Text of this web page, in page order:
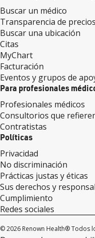
Buscar un médico
Transparencia de precios
Buscar una ubicación
Citas
MyChart
Facturación
Eventos y grupos de
Para profesionales
Profesionales médicos
Consultorios que
Contratistas
Políticas
Privacidad
No discriminación
Prácticas justas y éticas
Sus derechos y
Cumplimiento
Redes sociales
© 2026 Renown Health® Todos